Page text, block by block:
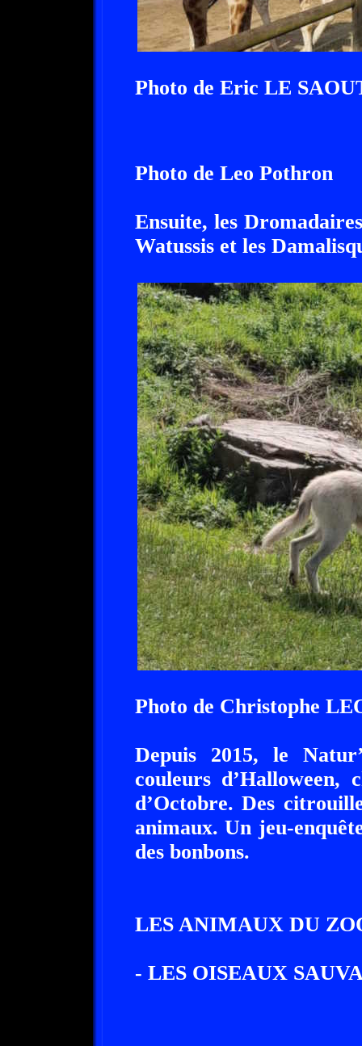
Photo de Eric LE
Photo de Leo Pothron
Ensuite, les
Watussis et les
Photo de Christophe
Depuis 2015, le
couleurs
d’Octobre. Des
animaux. Un jeu-
des bonbons.
LES ANIMAUX DU
- LES OISEAUX